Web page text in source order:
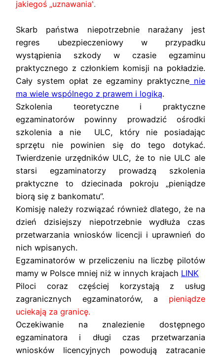
jakiegoś „uznawania”.
Skarb państwa niepotrzebnie narażany jest
regres ubezpieczeniowy w przypadku
wystąpienia szkody w czasie egzaminu
praktycznego z członkiem komisji na pokładzie.
Cały system opłat ze egzaminy praktyczne nie
ma wiele wspólnego z prawem i logiką.
Szkolenia teoretyczne i praktyczne
egzaminatorów powinny prowadzić ośrodki
szkolenia a nie ULC, który nie posiadając
sprzętu nie powinien się do tego dotykać.
Twierdzenie urzędników ULC, że to nie ULC ale
starsi egzaminatorzy prowadzą szkolenia
praktyczne to dziecinada pokroju „pieniądze
biorą się z bankomatu”.
Komisję należy rozwiązać również dlatego, że na
dzień dzisiejszy niepotrzebnie wydłuża czas
przetwarzania wniosków licencji i uprawnień do
nich wpisanych.
Egzaminatorów w przeliczeniu na liczbę pilotów
mamy w Polsce mniej niż w innych krajach LINK
Piloci coraz częściej korzystają z usług
zagranicznych egzaminatorów, a pieniądze
uciekają za granicę.
Oczekiwanie na znalezienie dostępnego
egzaminatora i długi czas przetwarzania
wniosków licencyjnych powodują zatracanie